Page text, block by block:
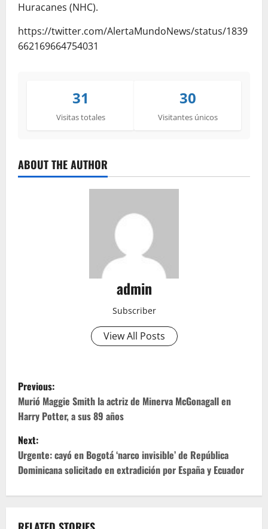
Huracanes (NHC).
https://twitter.com/AlertaMundoNews/status/1839
662169664754031
31
Visitas totales
30
Visitantes únicos
ABOUT THE AUTHOR
admin
Subscriber
View All Posts
P
o
s
t
n
Previous:
Murió Maggie Smith la actriz de Minerva McGonagall en
Harry Potter, a sus 89 años
Next:
Urgente: cayó en Bogotá ‘narco invisible’ de República
Dominicana solicitado en extradición por España y Ecuador